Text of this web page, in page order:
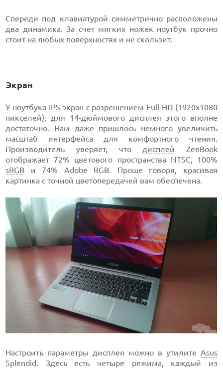
Спереди под клавиатурой симметрично расположены
два динамика. За счет мягких ножек ноутбук прочно
стоит на любых поверхностях и не скользит.
Экран
У ноутбука IPS экран с разрешением Full-HD (1920х1080
пикселей), для 14-дюймового дисплея этого вполне
достаточно. Нам даже пришлось немного увеличить
масштаб интерфейса для комфортного чтения.
Производитель уверяет, что дисплей ZenBook
отображает 72% цветового пространства NTSC, 100%
sRGB и 74% Adobe RGB. Проще говоря, красивая
картинка с точной цветопередачей вам обеспечена.
Настроить параметры дисплея можно в утилите Asus
Splendid. Здесь есть четыре режима, каждый из